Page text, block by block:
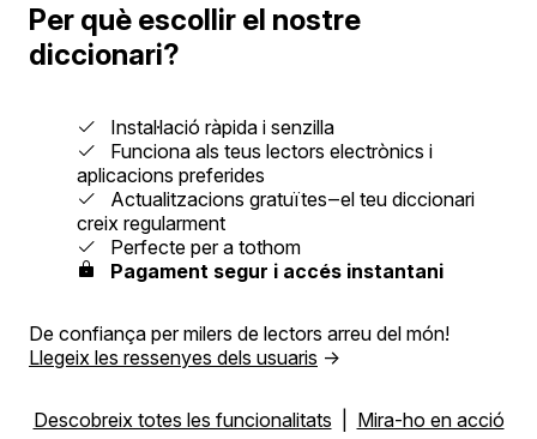
Per què escollir el nostre
diccionari?
Instal·lació ràpida i senzilla
Funciona als teus lectors electrònics i
aplicacions preferides
Actualitzacions gratuïtes‒el teu diccionari
creix regularment
Perfecte per a tothom
Pagament segur i accés instantani
De confiança per milers de lectors arreu del món!
Llegeix les ressenyes dels usuaris →
Descobreix totes les funcionalitats Mira-ho en acció